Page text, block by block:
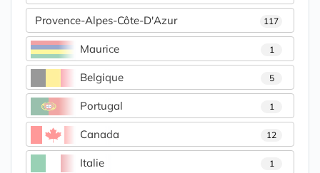
Provence-Alpes-Côte-D'Azur 117
Maurice 1
Belgique 5
Portugal 1
Canada 12
Italie 1